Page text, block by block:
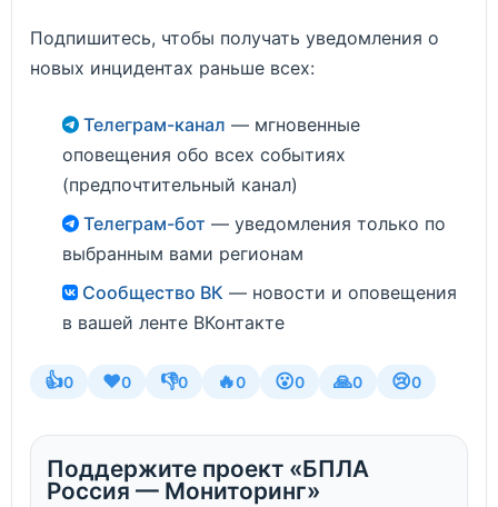
Подпишитесь, чтобы получать уведомления о
новых инцидентах раньше всех:
Телеграм-канал — мгновенные
оповещения обо всех событиях
(предпочтительный канал)
Телеграм-бот — уведомления только по
выбранным вами регионам
Сообщество ВК — новости и оповещения
в вашей ленте ВКонтакте
👍0 ❤️0 👎0 🔥0 😮0 🙏0 😢0
Поддержите проект «БПЛА
Россия — Мониторинг»